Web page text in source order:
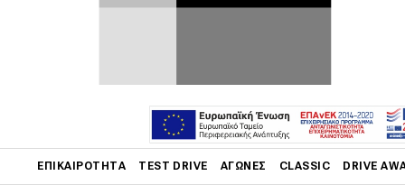
ΕΠΙΚΑΙΡΌΤΗΤΑ TEST DRIVE ΑΓΏΝΕΣ CLASSIC DRIVE
Σαλονιού, οι παραγγελίες έφτασαν τις749,
για να κλείσουν στο τέλος της ίδιας μέρας
στα12.000 αυτοκίνητα! Η αβανγκάρντ DS